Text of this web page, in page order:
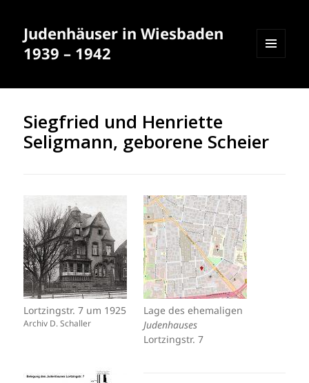
Judenhäuser in Wiesbaden
1939 – 1942
WIDGETS
Siegfried und Henriette
Seligmann, geborene Scheier
Lortzingstr. 7 um 1925
Archiv D. Schaller
Lage des ehemaligen
Judenhauses
Lortzingstr. 7